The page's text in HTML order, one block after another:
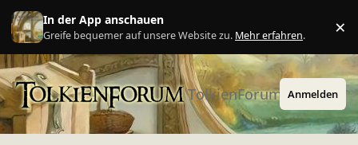
Zu Inhalt springen
In der App anschauen
Greife bequemer auf unsere Website zu. Mehr erfahren. ×
TolkienForum Anmelden